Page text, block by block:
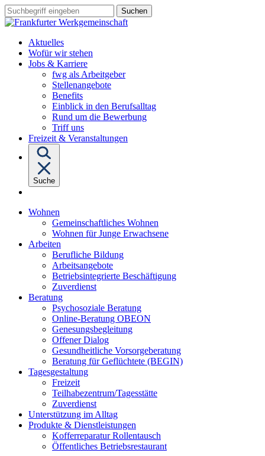
Sprungziel:
Zum
Sprungziel:
Zur
Sprungziel:
Zum
Suchbegriff
eingeben
Aktuelles
Wofür wir stehen
Jobs & KarriereUntermenü
von
"Jobs
&
fwg als Arbeitgeber
Stellenangebote
Benefits
Einblick in den Berufsalltag
Rund um die Bewerbung
Triff uns
Freizeit & Veranstaltungen
Suche
Wohnen
von
"Wohnen"
Gemeinschaftliches Wohnen
Wohnen für Junge Erwachsene
Arbeiten
von
"Arbeiten"
Berufliche Bildung
Arbeitsangebote
Betriebsintegrierte Beschäftigung
Zuverdienst
BeratungUntermenü
von
"Beratung"
Psychosoziale Beratung
Online-Beratung OBEON
Genesungsbegleitung
Offener Dialog
Gesundheitliche Vorsorgeberatung
Beratung für Geflüchtete (BEGIN)
TagesgestaltungUntermenü
"Tagesgestaltung"
Freizeit
Teilhabezentrum/Tagesstätte
Zuverdienst
Unterstützung im Alltag
Produkte & Dienstleistungen
von
"Produkte
&
Kofferreparatur Rollentausch
Öffentliches Betriebsrestaurant